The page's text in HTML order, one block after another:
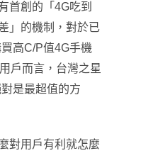
首創的「4G吃到
」的機制 ， 對於已
高C/P值4G手機
戶而言，台灣之星
是最超值的方
對用戶有利就怎麼